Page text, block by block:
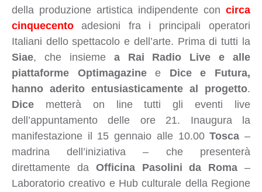
della produzione artistica indipendente con circa
cinquecento
adesioni fra i principali operatori
Italiani dello spettacolo e dell’arte. Prima di tutti la
Siae, che insieme a Rai Radio Live e alle
piattaforme Optimagazinee Dice e Futura,
hanno aderito entusiasticamente al progetto.
Dicemetterà on line tutti gli eventi live
dell’appuntamento delle ore 21. Inaugura la
manifestazione il 15 gennaio alle 10.00Tosca –
madrina dell’iniziativa – che presenterà
direttamente da Officina Pasolini da Roma –
Laboratorio creativo e Hub culturale della Regione